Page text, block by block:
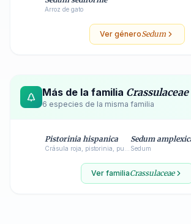
Arroz de gato
Ver géneroSedum
Más de la familia Crassulaceae
6 especies de la misma familia
Pistorinia hispanica Sedum
Sedum
Ver familiaCrassulaceae